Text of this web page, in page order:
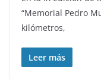
“Memorial Pedro
kilómetros,
Leer más